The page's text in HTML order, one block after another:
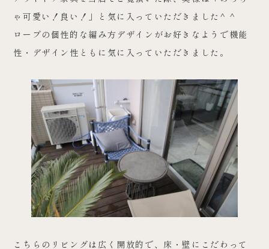
ゃ可愛い！良い！」と気に入っていただきました^ ^
ロープの個性的な編み方デザインがお好きなようで機能
性・デザイン性ともに気に入っていただきました。
こちらのリビングは広く開放的で、床・壁にこだわって